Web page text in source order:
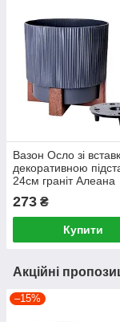
Вазон Осло зі
декоративною
24см граніт Алеана
273 ₴
Купити
Акційні
–15%